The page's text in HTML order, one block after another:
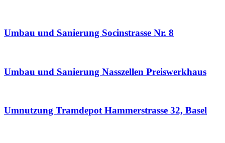
Umbau und Sanierung Socinstrasse Nr. 8
Umbau und Sanierung Nasszellen Preiswerkhaus
Umnutzung Tramdepot Hammerstrasse 32, Basel